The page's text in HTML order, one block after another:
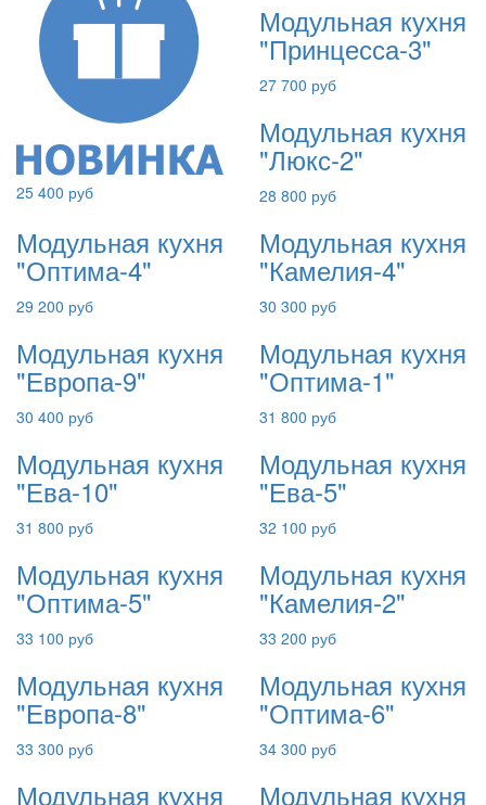
25 400 руб
Модульная кухня
"Принцесса-3"
27 700 руб
Модульная кухня
"Люкс-2"
28 800 руб
Модульная кухня
"Оптима-4"
29 200 руб
Модульная кухня
"Камелия-4"
30 300 руб
Модульная кухня
"Европа-9"
30 400 руб
Модульная кухня
"Оптима-1"
31 800 руб
Модульная кухня
"Ева-10"
31 800 руб
Модульная кухня
"Ева-5"
32 100 руб
Модульная кухня
"Оптима-5"
33 100 руб
Модульная кухня
"Камелия-2"
33 200 руб
Модульная кухня
"Европа-8"
33 300 руб
Модульная кухня
"Оптима-6"
34 300 руб
Модульная кухня Модульная кухня